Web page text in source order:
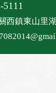
5111
西鎮東山里